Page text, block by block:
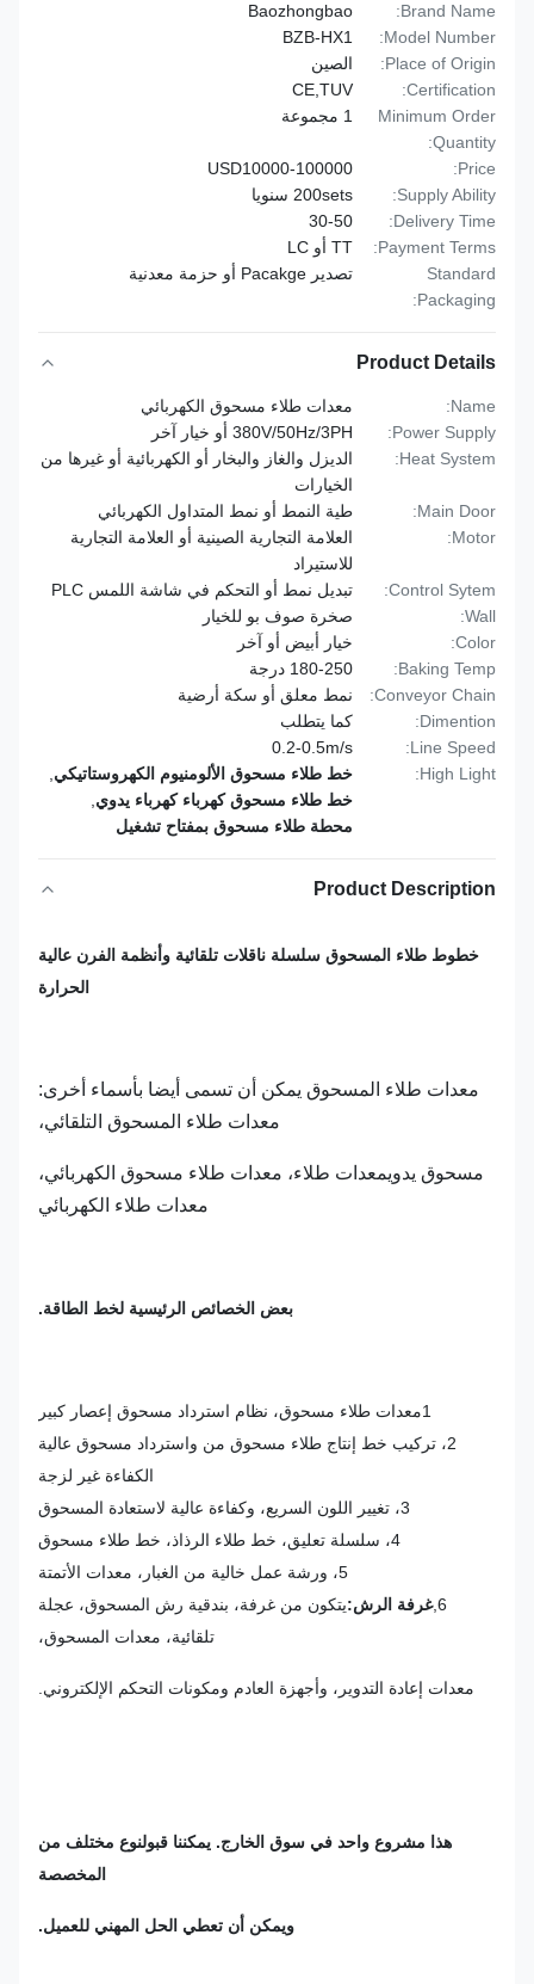
Brand Name:
Baozhongbao
Model Number:
BZB-HX1
Place of Origin:
الصين
Certification:
CE,TUV
Minimum Order
Quantity:
1 مجموعة
USD10000-100000
Supply Ability:
200sets سنويا
Delivery Time:
30-50
Payment Terms:
TT أو LC
Standard
Packaging:
تصدير Pacakge أو حزمة معدنية
Product Details
Name:
معدات طلاء مسحوق الكهربائي
Power Supply:
380V/50Hz/3PH أو خيار آخر
Heat System:
الديزل والغاز والبخار أو الكهربائية أو غيرها من
الخيارات
Main Door:
طية النمط أو نمط المتداول الكهربائي
Motor:
العلامة التجارية الصينية أو العلامة التجارية
للاستيراد
Control Sytem:
تبديل نمط أو التحكم في شاشة اللمس PLC
صخرة صوف بو للخيار
Color:
خيار أبيض أو آخر
Baking Temp:
180-250 درجة
Conveyor Chain:
نمط معلق أو سكة أرضية
Dimention:
كما يتطلب
Line Speed:
0.2-0.5m/s
High Light:
خط طلاء مسحوق الألومنيوم الكهروستاتيكي,
خط طلاء مسحوق كهرباء كهرباء يدوي ,
محطة طلاء مسحوق بمفتاح تشغيل
Product Description
خطوط طلاء المسحوق سلسلة ناقلات تلقائية وأنظمة الفرن عالية
الحرارة
معدات طلاء المسحوق يمكن أن تسمى أيضا بأسماء أخرى:
معدات طلاء المسحوق التلقائي،
مسحوق يدويمعدات طلاء، معدات طلاء مسحوق الكهربائي،
معدات طلاء الكهربائي
بعض الخصائص الرئيسية لخط الطاقة.
2، تركيب خط إنتاج طلاء مسحوق من واسترداد مسحوق عالية
الكفاءة غير لزجة
غرفة الرش:يتكون من غرفة، بندقية رش المسحوق، عجلة
تلقائية، معدات المسحوق،
معدات إعادة التدوير، وأجهزة العادم ومكونات التحكم الإلكتروني.
هذا مشروع واحد في سوق الخارج. يمكننا قبولنوع مختلف من
المخصصة
ويمكن أن تعطي الحل المهني للعميل.